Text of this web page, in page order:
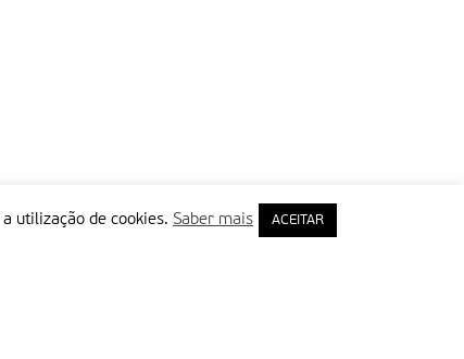
utilização de cookies. Saber mais ACEITAR